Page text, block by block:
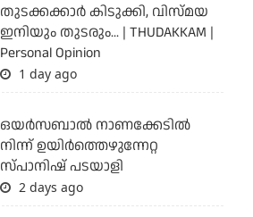
തുടക്കക്കാര്‍ കിടുക്കി, വിസ്മയ
ഇനിയും തുടരും... | THUDAKKAM |
Personal Opinion
1 day ago
ഒയര്‍സബാൽ നാണക്കേടിൽ
നിന്ന് ഉയിർത്തെഴുന്നേറ്റ
സ്പാനിഷ് പടയാളി
2 days ago